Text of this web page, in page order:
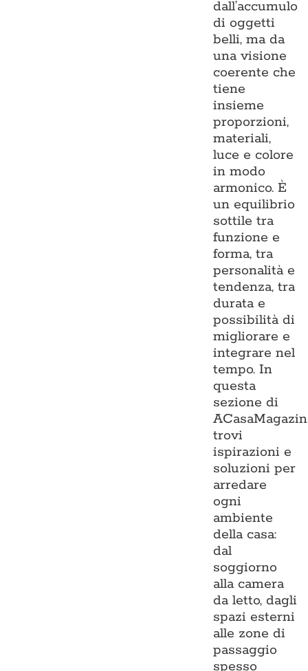
dall’accumulo
di oggetti
belli, ma da
una visione
coerente che
tiene
insieme
proporzioni,
materiali,
luce e colore
in modo
armonico. È
un equilibrio
sottile tra
funzione e
forma, tra
personalità e
tendenza, tra
durata e
possibilità di
migliorare e
integrare nel
tempo. In
questa
sezione di
trovi
ispirazioni e
soluzioni per
arredare
ogni
ambiente
della casa:
dal
soggiorno
alla camera
da letto, dagli
spazi esterni
alle zone di
passaggio
spesso